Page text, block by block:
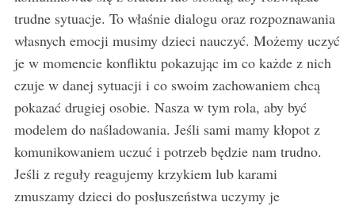
trudne sytuacje. To właśnie dialogu oraz rozpoznawania
własnych emocji musimy dzieci nauczyć. Możemy uczyć
je w momencie konfliktu pokazując im co każde z nich
czuje w danej sytuacji i co swoim zachowaniem chcą
pokazać drugiej osobie. Nasza w tym rola, aby być
modelem do naśladowania. Jeśli sami mamy kłopot z
komunikowaniem uczuć i potrzeb będzie nam trudno.
Jeśli z reguły reagujemy krzykiem lub karami
zmuszamy dzieci do posłuszeństwa uczymy je